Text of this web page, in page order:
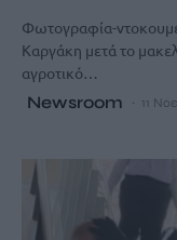
Φωτογραφία-
Καργάκη μετά το
αγροτικό…
Newsroom 11